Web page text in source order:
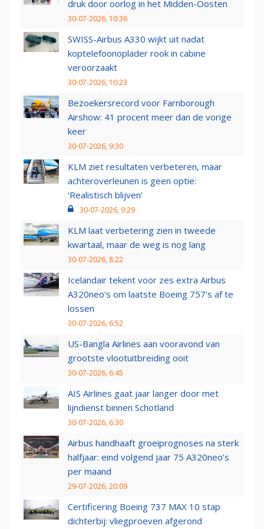
druk door oorlog in het Midden-Oosten
30-07-2026, 10:36
SWISS-Airbus A330 wijkt uit nadat
koptelefoonoplader rook in cabine
veroorzaakt
30-07-2026, 10:23
Bezoekersrecord voor Farnborough
Airshow: 41 procent meer dan de vorige
keer
30-07-2026, 9:30
KLM ziet resultaten verbeteren, maar
achteroverleunen is geen optie:
‘Realistisch blijven’
30-07-2026, 9:29
KLM laat verbetering zien in tweede
kwartaal, maar de weg is nog lang
30-07-2026, 8:22
Icelandair tekent voor zes extra Airbus
A320neo's om laatste Boeing 757's af te
lossen
30-07-2026, 6:52
US-Bangla Airlines aan vooravond van
grootste vlootuitbreiding ooit
30-07-2026, 6:45
AIS Airlines gaat jaar langer door met
lijndienst binnen Schotland
30-07-2026, 6:30
Airbus handhaaft groeiprognoses na sterk
halfjaar: eind volgend jaar 75 A320neo’s
per maand
29-07-2026, 20:09
Certificering Boeing 737 MAX 10 stap
dichterbij: vliegproeven afgerond